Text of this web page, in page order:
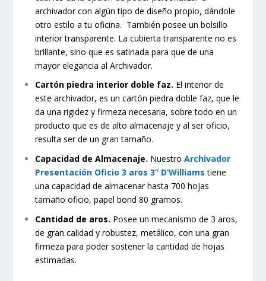
archivador con algún tipo de diseño propio, dándole
otro estilo a tu oficina. También posee un bolsillo
interior transparente. La cubierta transparente no es
brillante, sino que es satinada para que de una
mayor elegancia al Archivador.
Cartón piedra interior doble faz. El interior de
este archivador, es un cartón piedra doble faz, que le
da una rigidez y firmeza necesaria, sobre todo en un
producto que es de alto almacenaje y al ser oficio,
resulta ser de un gran tamaño.
Capacidad de Almacenaje. Nuestro Archivador
Presentación Oficio 3 aros 3” D’Williams tiene
una capacidad de almacenar hasta 700 hojas
tamaño oficio, papel bond 80 gramos.
Cantidad de aros. Posee un mecanismo de 3 aros,
de gran calidad y robustez, metálico, con una gran
firmeza para poder sostener la cantidad de hojas
estimadas.